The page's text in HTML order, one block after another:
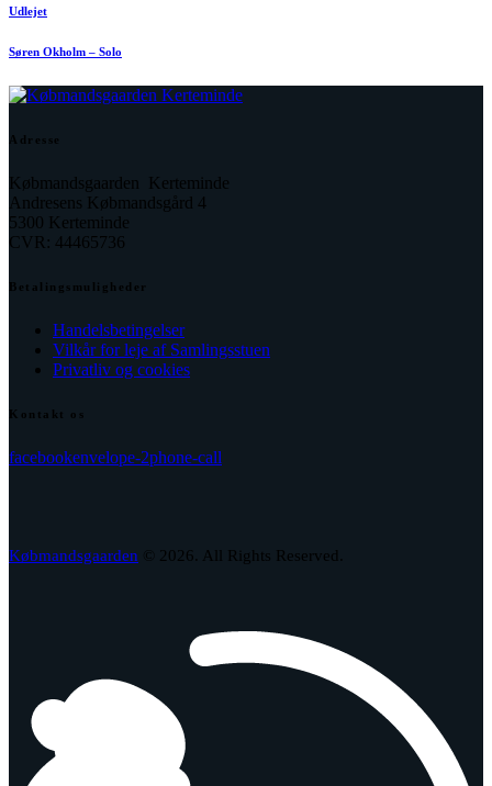
Udlejet
Søren Okholm – Solo
Adresse
Købmandsgaarden Kerteminde
Andresens Købmandsgård 4
5300 Kerteminde
CVR: 44465736
Betalingsmuligheder
Handelsbetingelser
Vilkår for leje af Samlingsstuen
Privatliv og cookies
Kontakt os
facebookenvelope-2phone-call
Købmandsgaarden © 2026. All Rights Reserved.